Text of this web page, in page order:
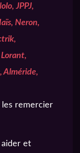
JPPJ,
Neron,
Alméride,
les remercier
aider et